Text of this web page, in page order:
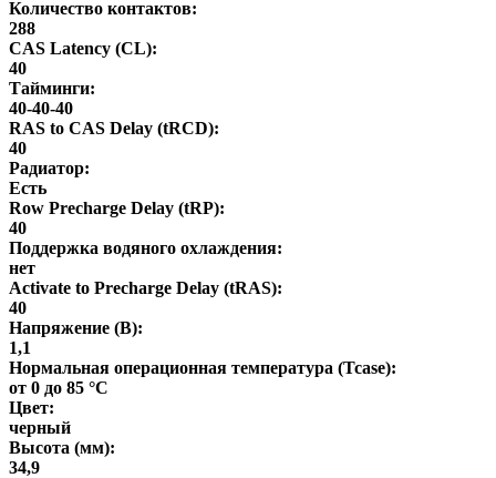
Количество контактов:
288
CAS Latency (CL):
40
Тайминги:
40-40-40
RAS to CAS Delay (tRCD):
40
Радиатор:
Есть
Row Precharge Delay (tRP):
40
Поддержка водяного охлаждения:
нет
Activate to Precharge Delay (tRAS):
40
Напряжение (В):
1,1
Нормальная операционная температура (Tcase):
от 0 до 85 °C
Цвет:
черный
Высота (мм):
34,9